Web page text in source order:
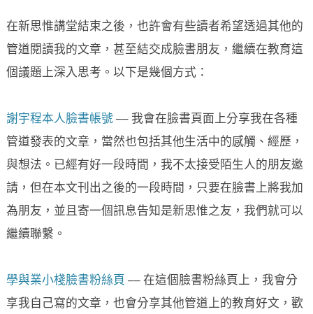
在新思惟講堂結束之後，也許會有些讀者希望透過其他的
管道閱讀我的文章，甚至結交成臉書朋友，繼續在教育這
個議題上深入思考。以下是幾個方式：
謝宇程本人臉書帳號 ── 我會在臉書頁面上分享我在各種
管道發表的文章，當然也包括其他生活中的感觸、經歷，
與想法。已經有好一段時間，我不太接受陌生人的朋友邀
請，但在本文刊出之後的一段時間，只要在臉書上將我加
為朋友，並且寄一個訊息告知是新思惟之友，我們就可以
繼續聯繫。
學與業小棧臉書粉絲頁 ── 在這個臉書粉絲頁上，我會分
享我自己寫的文章，也會分享其他管道上的教育好文，歡